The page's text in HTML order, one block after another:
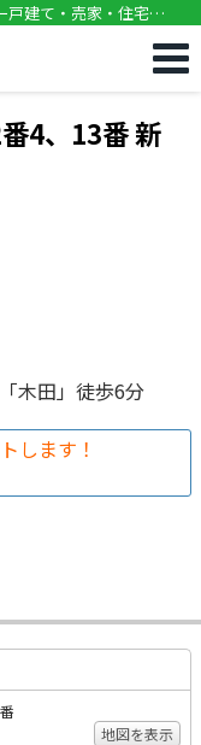
戸建て・売家・住宅
4、13番 新
木田」徒歩6分
します！
地図を表示